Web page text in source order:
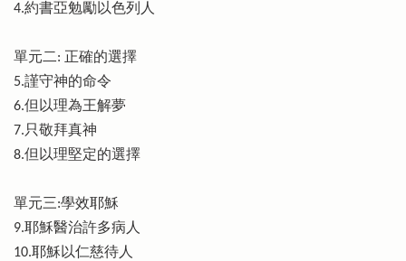
4.約書亞勉勵以色列人
單元二: 正確的選擇
5.謹守神的命令
6.但以理為王解夢
7.只敬拜真神
8.但以理堅定的選擇
單元三:學效耶穌
9.耶穌醫治許多病人
10.耶穌以仁慈待人